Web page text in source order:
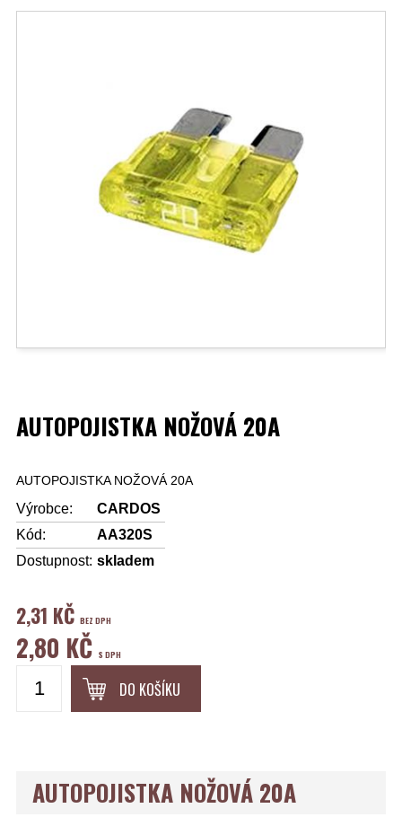
AUTOPOJISTKA NOŽOVÁ 20A
AUTOPOJISTKA NOŽOVÁ 20A
Výrobce:
CARDOS
Kód:
AA320S
Dostupnost: skladem
2,31 KČ BEZ DPH
2,80 KČ S DPH
DO KOŠÍKU
AUTOPOJISTKA NOŽOVÁ 20A